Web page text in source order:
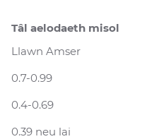
Tâl aelodaeth misol
Llawn Amser
0.7-0.99
0.4-0.69
0.39 neu lai